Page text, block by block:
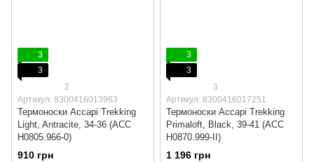
3
3
2
Артикул: 8300416013963
Термоноски Accapi Trekking
Light, Antracite, 34-36 (ACC
H0805.966-0)
910 грн
3
3
3
Артикул: 8300416017251
Термоноски Accapi Trekking
Primaloft, Black, 39-41 (ACC
H0870.999-II)
1 196 грн